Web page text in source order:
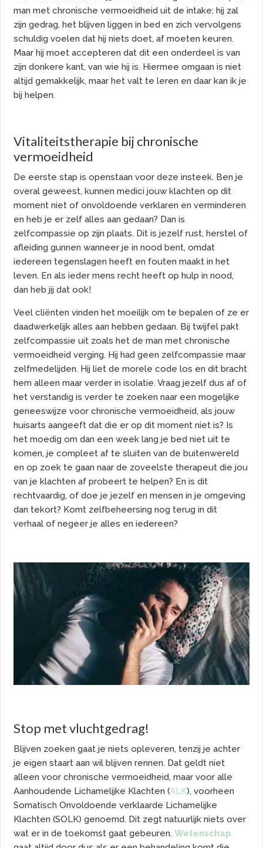
man met chronische vermoeidheid uit de intake; hij zal
zijn gedrag, het blijven liggen in bed en zich vervolgens
schuldig voelen dat hij niets doet, af moeten keuren.
Maar hij moet accepteren dat dit een onderdeel is van
zijn donkere kant, van wie hij is. Hiermee omgaan is niet
altijd gemakkelijk, maar het valt te leren en daar kan ik je
bij helpen.
Vitaliteitstherapie bij chronische
vermoeidheid
De eerste stap is openstaan voor deze insteek. Ben je
overal geweest, kunnen medici jouw klachten op dit
moment niet of onvoldoende verklaren en verminderen
en heb je er zelf alles aan gedaan? Dan is
zelfcompassie op zijn plaats. Dit is jezelf rust, herstel of
afleiding gunnen wanneer je in nood bent, omdat
iedereen tegenslagen heeft en fouten maakt in het
leven. En als ieder mens recht heeft op hulp in nood,
dan heb jij dat ook!
Veel cliënten vinden het moeilijk om te bepalen of ze er
daadwerkelijk alles aan hebben gedaan. Bij twijfel pakt
zelfcompassie uit zoals het de man met chronische
vermoeidheid verging. Hij had geen zelfcompassie maar
zelfmedelijden. Hij liet de morele code los en dit bracht
hem alleen maar verder in isolatie. Vraag jezelf dus af of
het verstandig is verder te zoeken naar een mogelijke
geneeswijze voor chronische vermoeidheid, als jouw
huisarts aangeeft dat die er op dit moment niet is? Is
het moedig om dan een week lang je bed niet uit te
komen, je compleet af te sluiten van de buitenwereld
en op zoek te gaan naar de zoveelste therapeut die jou
van je klachten af probeert te helpen? En is dit
rechtvaardig, of doe je jezelf en mensen in je omgeving
dan tekort? Komt zelfbeheersing nog terug in dit
verhaal of negeer je alles en iedereen?
Stop met vluchtgedrag!
Blijven zoeken gaat je niets opleveren, tenzij je achter
je eigen staart aan wil blijven rennen. Dat geldt niet
alleen voor chronische vermoeidheid, maar voor alle
Aanhoudende Lichamelijke Klachten (ALK), voorheen
Somatisch Onvoldoende verklaarde Lichamelijke
Klachten (SOLK) genoemd. Dit zegt natuurlijk niets over
wat er in de toekomst gaat gebeuren.Wetenschap